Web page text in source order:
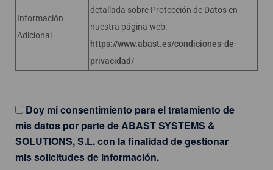
Información
Adicional
detallada sobre Protección de Datos en
nuestra página web:
https://www.abast.es/condiciones-de-
privacidad/
Doy mi consentimiento para el tratamiento de
mis datos por parte de ABAST SYSTEMS &
SOLUTIONS, S.L. con la finalidad de gestionar
mis solicitudes de información.